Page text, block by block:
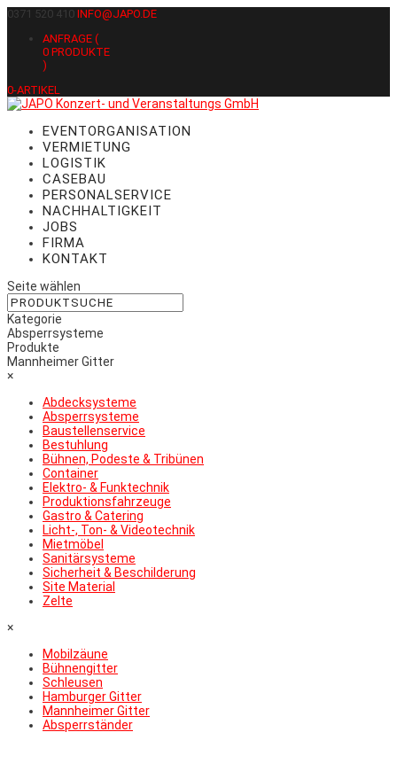
0371 520 410 INFO@JAPO.DE
ANFRAGE (
0 PRODUKTE
)
0-ARTIKEL
EVENTORGANISATION
VERMIETUNG
LOGISTIK
CASEBAU
PERSONALSERVICE
NACHHALTIGKEIT
JOBS
FIRMA
KONTAKT
Seite wählen
Kategorie
Absperrsysteme
Produkte
Mannheimer Gitter
×
Abdecksysteme
Absperrsysteme
Baustellenservice
Bestuhlung
Bühnen, Podeste & Tribünen
Container
Elektro- & Funktechnik
Produktionsfahrzeuge
Gastro & Catering
Licht-, Ton- & Videotechnik
Mietmöbel
Sanitärsysteme
Sicherheit & Beschilderung
Site Material
Zelte
×
Mobilzäune
Bühnengitter
Schleusen
Hamburger Gitter
Mannheimer Gitter
Absperrständer